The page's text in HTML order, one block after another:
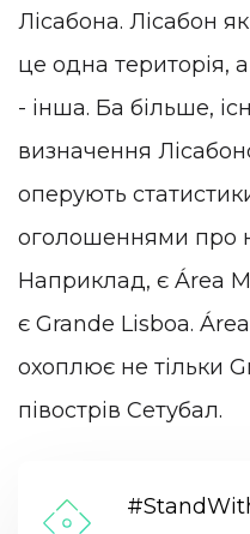
Лісабона. Лісабон
це одна територія,
- інша. Ба більше,
визначення
оперують
оголошеннями про
Наприклад, є Área
є Grande Lisboa.
охоплює не тільки
півострів Сетубал.